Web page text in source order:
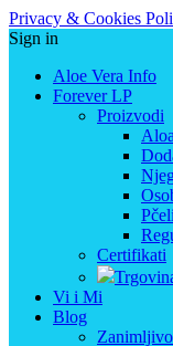
Privacy & Cookies
Sign in
Aloe Vera Info
Forever LP
Proizvodi
Certifikati
Vi i Mi
Blog